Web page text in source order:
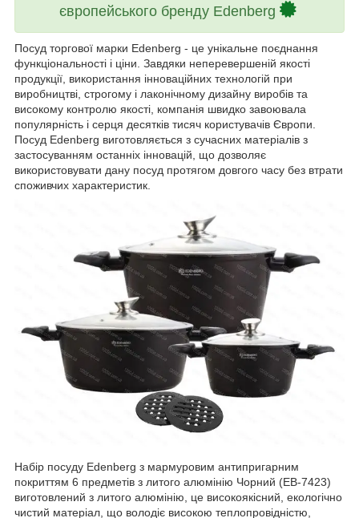
європейського бренду Edenberg
Посуд торгової марки Edenberg - це унікальне поєднання
функціональності і ціни. Завдяки неперевершеній якості
продукції, використання інноваційних технологій при
виробництві, строгому і лаконічному дизайну виробів та
високому контролю якості, компанія швидко завоювала
популярність і серця десятків тисяч користувачів Європи.
Посуд Edenberg виготовляється з сучасних матеріалів з
застосуванням останніх інновацій, що дозволяє
використовувати дану посуд протягом довгого часу без втрати
споживчих характеристик.
Набір посуду Edenberg з мармуровим антипригарним
покриттям 6 предметів з литого алюмінію Чорний (EB-7423)
виготовлений з литого алюмінію, це високоякісний, екологічно
чистий матеріал, що володіє високою теплопровідністю,